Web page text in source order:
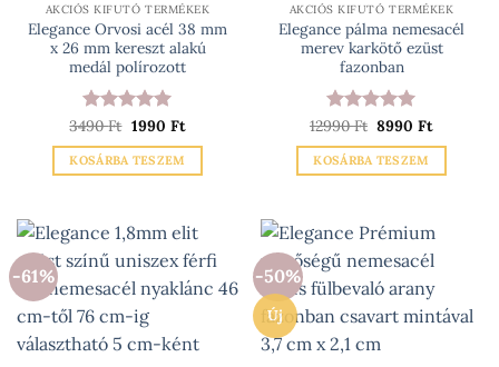
AKCIÓS KIFUTÓ TERMÉKEK
Elegance Orvosi acél 38 mm
x 26 mm kereszt alakú
medál polírozott
Értékelés:5
/ 5
3490Ft Original
price
was:
3490 Ft.
1990 FtCurrent
is:
KOSÁRBA TESZEM
AKCIÓS KIFUTÓ TERMÉKEK
Elegance pálma nemesacél
merev karkötő ezüst
fazonban
Értékelés:5
/ 5
12990Ft Original
price
was:
12990 Ft.
8990FtCurrent
is:
KOSÁRBA TESZEM
-61% -50%
Új